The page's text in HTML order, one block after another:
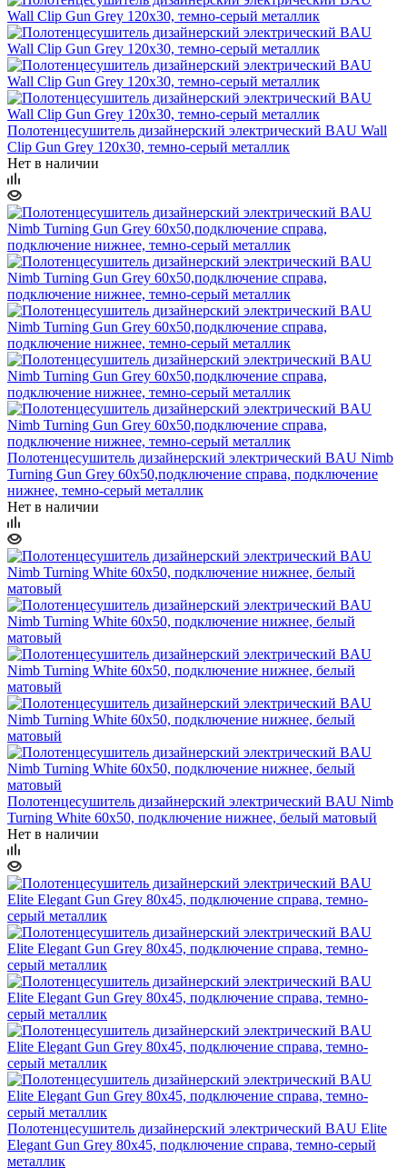
Полотенцесушитель дизайнерский электрический BAU Wall
Clip Gun Grey 120х30, темно-серый металлик
Нет в наличии
Полотенцесушитель дизайнерский электрический BAU Nimb
Turning Gun Grey 60х50,подключение справа, подключение
нижнее, темно-серый металлик
Нет в наличии
Полотенцесушитель дизайнерский электрический BAU Nimb
Turning White 60х50, подключение нижнее, белый матовый
Нет в наличии
Полотенцесушитель дизайнерский электрический BAU Elite
Elegant Gun Grey 80х45, подключение справа, темно-серый
металлик